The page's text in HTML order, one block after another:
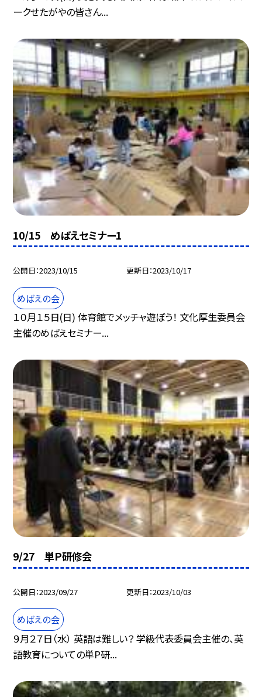
ークせたがやの皆さん...
10/15 めばえセミナー1
公開日 2023/10/15 更新日 2023/10/17
めばえの会
１０月１５日(日) 体育館でメッチャ遊ぼう！ 文化厚生委員会
主催のめばえセミナー...
9/27 単Ｐ研修会
公開日 2023/09/27 更新日 2023/10/03
めばえの会
９月２７日（水） 英語は難しい？ 学級代表委員会主催の、英
語教育についての単P研...